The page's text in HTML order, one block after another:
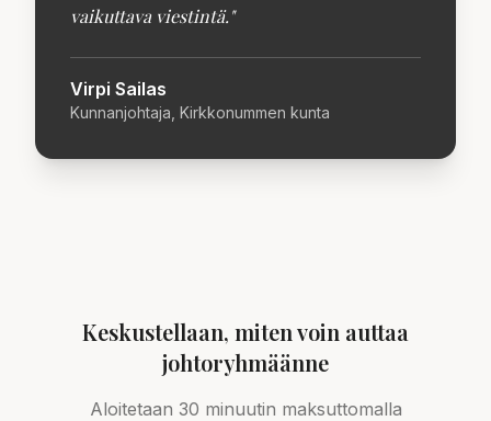
vaikuttava viestintä."
Virpi Sailas
Kunnanjohtaja, Kirkkonummen kunta
Keskustellaan, miten voin auttaa
johtoryhmäänne
Aloitetaan 30 minuutin maksuttomalla